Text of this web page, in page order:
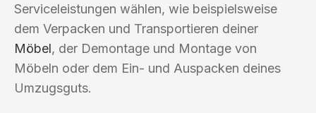
Serviceleistungen wählen, wie beispielsweise
dem Verpacken und Transportieren deiner
Möbel, der Demontage und Montage von
Möbeln oder dem Ein- und Auspacken deines
Umzugsguts.